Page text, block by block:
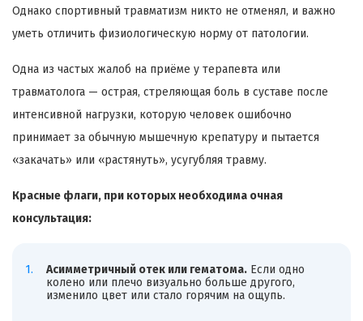
Однако спортивный травматизм никто не отменял, и важно
уметь отличить физиологическую норму от патологии.
Одна из частых жалоб на приёме у терапевта или
травматолога — острая, стреляющая боль в суставе после
интенсивной нагрузки, которую человек ошибочно
принимает за обычную мышечную крепатуру и пытается
«закачать» или «растянуть», усугубляя травму.
Красные флаги, при которых необходима очная
консультация:
Асимметричный отек или гематома.Если одно
колено или плечо визуально больше другого,
изменило цвет или стало горячим на ощупь.